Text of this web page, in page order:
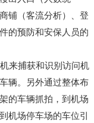
铺（客流分析）、登
的预防和安保人员的
来捕获和识别访问机
辆。另外通过整体布
的车辆抓拍，到机场
机场停车场的车位引